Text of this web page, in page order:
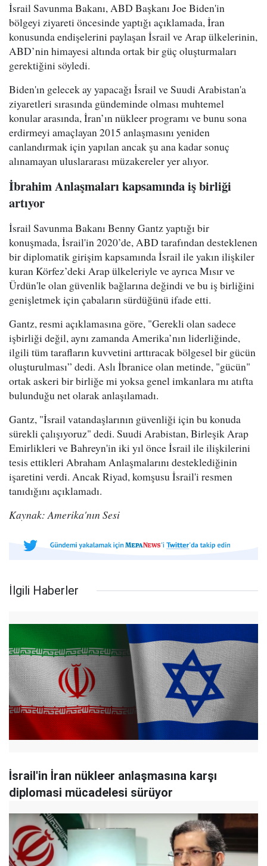
İsrail Savunma Bakanı, ABD Başkanı Joe Biden'in
bölgeyi ziyareti öncesinde yaptığı açıklamada, İran
konusunda endişelerini paylaşan İsrail ve Arap ülkelerinin,
ABD’nin himayesi altında ortak bir güç oluşturmaları
gerektiğini söyledi.
Biden'ın gelecek ay yapacağı İsrail ve Suudi Arabistan'a
ziyaretleri sırasında gündeminde olması muhtemel
konular arasında, İran’ın nükleer programı ve bunu sona
erdirmeyi amaçlayan 2015 anlaşmasını yeniden
canlandırmak için yapılan ancak şu ana kadar sonuç
alınamayan uluslararası müzakereler yer alıyor.
İbrahim Anlaşmaları kapsamında iş birliği
artıyor
İsrail Savunma Bakanı Benny Gantz yaptığı bir
konuşmada, İsrail'in 2020’de, ABD tarafından desteklenen
bir diplomatik girişim kapsamında İsrail ile yakın ilişkiler
kuran Körfez’deki Arap ülkeleriyle ve ayrıca Mısır ve
Ürdün'le olan güvenlik bağlarına değindi ve bu iş birliğini
genişletmek için çabaların sürdüğünü ifade etti.
Gantz, resmi açıklamasına göre, "Gerekli olan sadece
işbirliği değil, aynı zamanda Amerika’nın liderliğinde,
ilgili tüm tarafların kuvvetini arttıracak bölgesel bir gücün
oluşturulması” dedi. Aslı İbranice olan metinde, "gücün"
ortak askeri bir birliğe mi yoksa genel imkanlara mı atıfta
bulunduğu net olarak anlaşılamadı.
Gantz, "İsrail vatandaşlarının güvenliği için bu konuda
sürekli çalışıyoruz" dedi. Suudi Arabistan, Birleşik Arap
Emirlikleri ve Bahreyn'in iki yıl önce İsrail ile ilişkilerini
tesis ettikleri Abraham Anlaşmalarını desteklediğinin
işaretini verdi. Ancak Riyad, komşusu İsrail'i resmen
tanıdığını açıklamadı.
Kaynak: Amerika'nın Sesi
İlgili Haberler
İsrail'in İran nükleer anlaşmasına karşı
diplomasi mücadelesi sürüyor